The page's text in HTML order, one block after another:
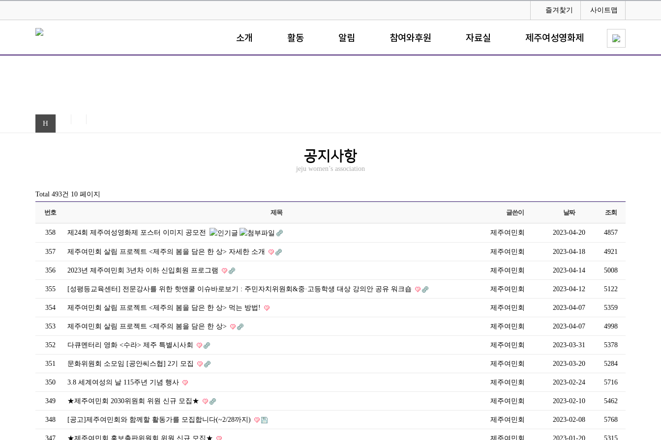
즐겨찿기 사이트맵
소개 활동 알림 참여와후원 자료실 제주여성영화제
H
공지사항
jeju women’s association
Total 493건 10 페이지
번호 제목 글쓴이 날짜 조회
358 제24회 제주여성영화제 포스터 이미지 공모전 제주여민회 2023-04-20 4857
357 제주여민회 살림 프로젝트 <제주의 봄을 담은 한 상> 자세한 소개 제주여민회 2023-04-18 4921
356 2023년 제주여민회 3년차 이하 신입회원 프로그램 제주여민회 2023-04-14 5008
355 [성평등교육센터] 전문강사를 위한 핫앤쿨 이슈바로보기 : 주민자치위원회&중·고등학생 대상 강의안 공유 워크숍 제주여민회 2023-04-12 5122
354 제주여민회 살림 프로젝트 <제주의 봄을 담은 한 상> 먹는 방법! 제주여민회 2023-04-07 5359
353 제주여민회 살림 프로젝트 <제주의 봄을 담은 한 상> 제주여민회 2023-04-07 4998
352 다큐멘터리 영화 <수라> 제주 특별시사회 제주여민회 2023-03-31 5378
351 문화위원회 소모임 [공안씨스협] 2기 모집 제주여민회 2023-03-20 5284
350 3.8 세계여성의 날 115주년 기념 행사 제주여민회 2023-02-24 5716
349 ★제주여민회 2030위원회 위원 신규 모집★ 제주여민회 2023-02-10 5462
348 [공고]제주여민회와 함께할 활동가를 모집합니다(~2/28까지) 제주여민회 2023-02-08 5768
347 ★제주여민회 홍보출판위원회 위원 신규 모집★ 제주여민회 2023-01-20 5315